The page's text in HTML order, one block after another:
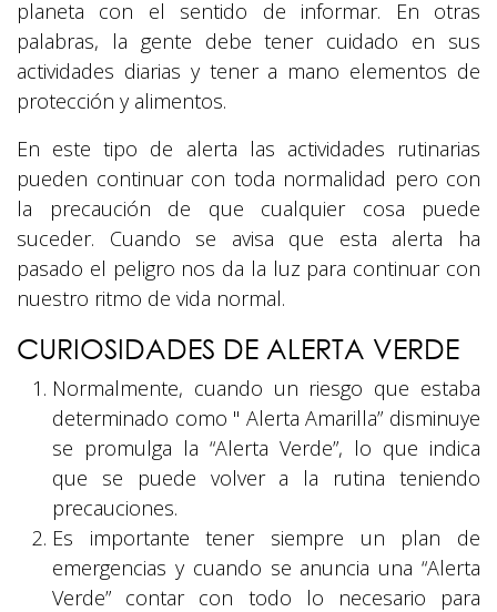
planeta con el sentido de informar. En otras
palabras, la gente debe tener cuidado en sus
actividades diarias y tener a mano elementos de
protección y alimentos.
En este tipo de alerta las actividades rutinarias
pueden continuar con toda normalidad pero con
la precaución de que cualquier cosa puede
suceder. Cuando se avisa que esta alerta ha
pasado el peligro nos da la luz para continuar con
nuestro ritmo de vida normal.
CURIOSIDADES DE ALERTA VERDE
Normalmente, cuando un riesgo que estaba
determinado como " Alerta Amarilla” disminuye
se promulga la “Alerta Verde”, lo que indica
que se puede volver a la rutina teniendo
precauciones.
Es importante tener siempre un plan de
emergencias y cuando se anuncia una “Alerta
Verde” contar con todo lo necesario para